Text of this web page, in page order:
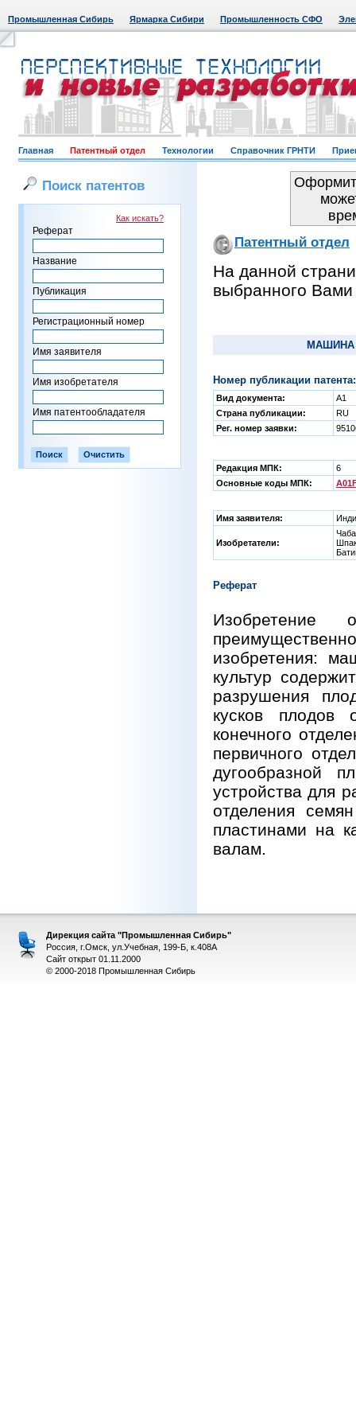
Промышленная Сибирь Ярмарка Сибири Промышленность СФО
Главная Патентный отдел Технологии Справочник ГРНТИ
Поиск патентов
Как искать?
Реферат
Название
Публикация
Регистрационный номер
Имя заявителя
Имя изобретателя
Имя патентообладателя
Патентный отдел
На данной
выбранного Вами
МАШИНА
Номер публикации
Вид документа:
A1
Страна публикации:
RU
Рег. номер заявки:
Редакция МПК:
6
Основные коды МПК:
Имя заявителя:
Изобретатели:
Реферат
Изобретение
изобретения:
культур
разрушения
кусков плодов
конечного
первичного
дугообразной
устройства для
отделения
пластинами на
валам.
Дирекция сайта "Промышленная Сибирь"
Россия, г.Омск, ул.Учебная, 199-Б, к.408А
Сайт открыт 01.11.2000
© 2000-2018 Промышленная Сибирь